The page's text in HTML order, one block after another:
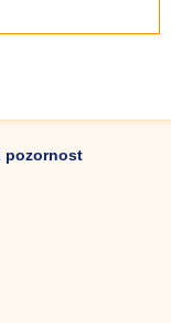
pozornost